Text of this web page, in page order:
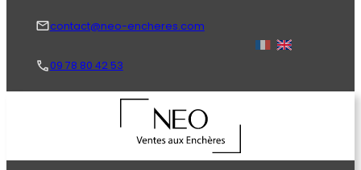
contact@neo-encheres.com
09 78 80 42 53